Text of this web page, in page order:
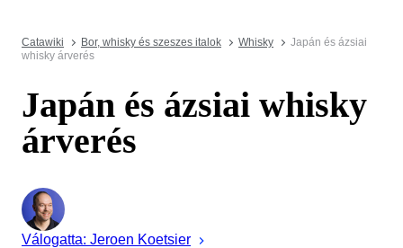
Catawiki Bor, whisky és szeszes italok Whisky
Japán és ázsiai
whisky árverés
Japán és ázsiai whisky
árverés
Válogatta: Jeroen Koetsier